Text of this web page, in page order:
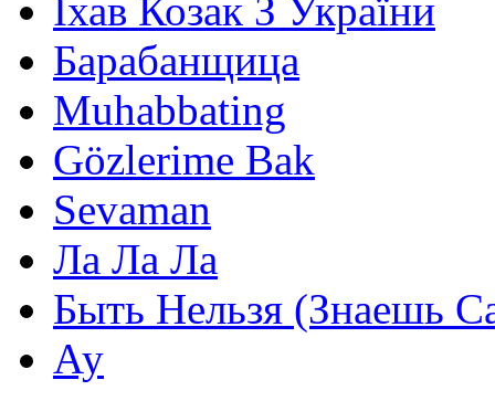
Їхав Козак З України
Барабанщица
Muhabbating
Gözlerime Bak
Sevaman
Ла Ла Ла
Быть Нельзя (Знаешь
Ау